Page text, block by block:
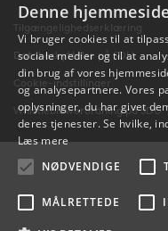
Tilgængelighedserklæring
Databeskyttelse på SDU
Cookie-indstillinger
Whistleblowerordning på SDU
Denne
Vi bruger cookies til at
sociale medier og til at
din brug af vores
og analysepartnere. Vores
oplysninger, du har givet
deres tjenester. Se hvilke,
Læs mere
NØDVENDIGE
MÅLRETTEDE